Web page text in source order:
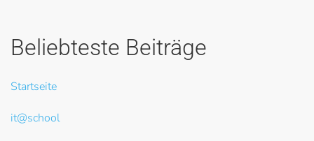
Beliebteste Beiträge
Startseite
it@school